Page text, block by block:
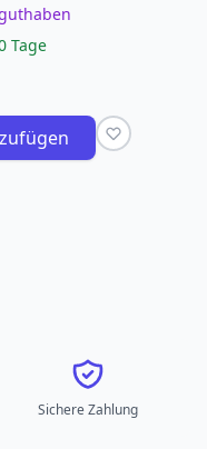
Tage
Sichere Zahlung